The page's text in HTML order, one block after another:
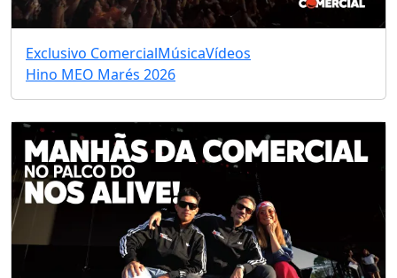
Exclusivo ComercialMúsicaVídeos
Hino MEO Marés 2026